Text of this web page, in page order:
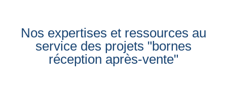
Nos expertises et ressources au
service des projets "bornes
réception après-vente"